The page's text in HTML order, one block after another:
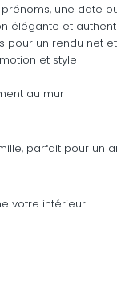
une date
élégante et
pour un rendu net
et style
au mur
parfait pour un
votre intérieur.